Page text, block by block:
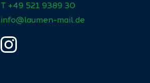
T +49 521 9389 30
info@laumen-mail.de